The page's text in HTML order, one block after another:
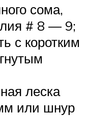
сома,
# 8 — 9;
с коротким
леска
или шнур